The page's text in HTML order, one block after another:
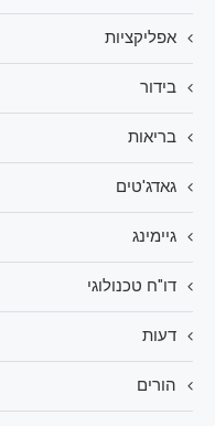
אפליקציות
בידור
בריאות
גאדג'טים
גיימינג
דו"ח טכנולוגי
דעות
הורים